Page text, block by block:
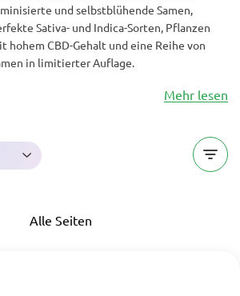
und selbstblühende Samen,
Sativa- und Indica-Sorten, Pflanzen
hohem CBD-Gehalt und eine Reihe von
in limitierter Auflage.
Mehr lesen
Alle Seiten